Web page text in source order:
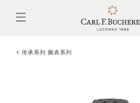
传承系列 腕表系列